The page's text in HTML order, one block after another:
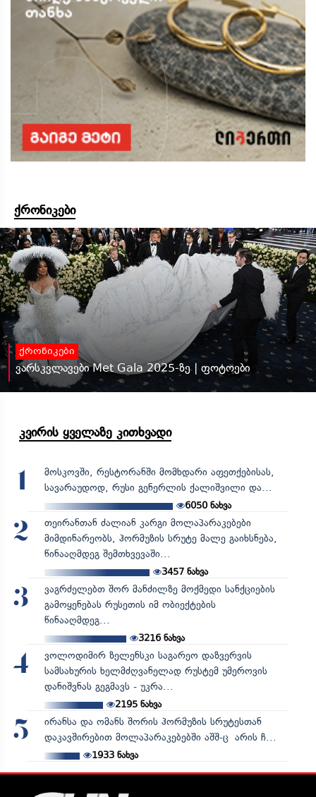
ქრონიკები
ქრონიკები
ვარსკვლავები Met Gala 2025-ზე | ფოტოები
კვირის ყველაზე კითხვადი
1
მოსკოვში, რესტორანში მომხდარი აფეთქებისას,
სავარაუდოდ, რუსი გენერლის ქალიშვილი და...
6050ნახვა
2
თეირანთან ძალიან კარგი მოლაპარაკებები
მიმდინარეობს, ჰორმუზის სრუტე მალე გაიხსნება,
წინააღმდეგ შემთხვევაში...
3457ნახვა
3
ვაგრძელებთ შორ მანძილზე მოქმედი სანქციების
გამოყენებას რუსეთის იმ ობიექტების
წინააღმდეგ...
3216ნახვა
4
ვოლოდიმირ ზელენსკი საგარეო დაზვერვის
სამსახურის ხელმძღვანელად რუსტემ უმეროვის
დანიშვნას გეგმავს - უკრა...
2195ნახვა
5
ირანსა და ომანს შორის ჰორმუზის სრუტესთან
დაკავშირებით მოლაპარაკებებში აშშ-ც არის ჩ...
1933ნახვა